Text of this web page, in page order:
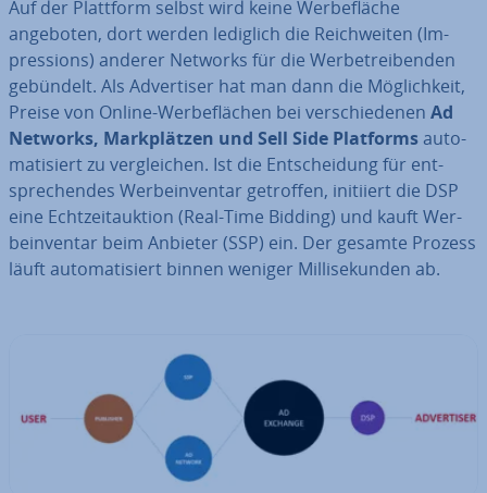
Auf der Plattform selbst wird keine Wer­be­flä­che
angeboten, dort werden lediglich die Reich­wei­ten (Im­
pres­si­ons) anderer Networks für die Wer­be­trei­ben­den
gebündelt. Als Ad­ver­ti­ser hat man dann die Mög­lich­keit,
Preise von Online-Wer­be­flä­chen bei ver­schie­de­nen Ad
Networks, Mark­plät­zen und Sell Side Platformsau­to­
ma­ti­siert zu ver­glei­chen. Ist die Ent­schei­dung für ent­
spre­chen­des Wer­be­in­ven­tar getroffen, initiiert die DSP
eine Echt­zeit­auk­ti­on (Real-Time Bidding) und kauft Wer­
be­in­ven­tar beim Anbieter (SSP) ein. Der gesamte Prozess
läuft au­to­ma­ti­siert binnen weniger Mil­li­se­kun­den ab.